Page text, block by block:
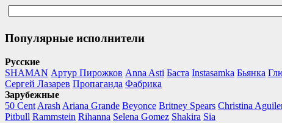
Популярные исполнители
Русские
SHAMAN Артур Пирожков Anna Asti Баста Instasamka Бьянка
Сергей Лазарев Пропаганда Фабрика
Зарубежные
50 Cent Arash Ariana Grande Beyonce Britney Spears Christina
Pitbull Rammstein Rihanna Selena Gomez Shakira Sia